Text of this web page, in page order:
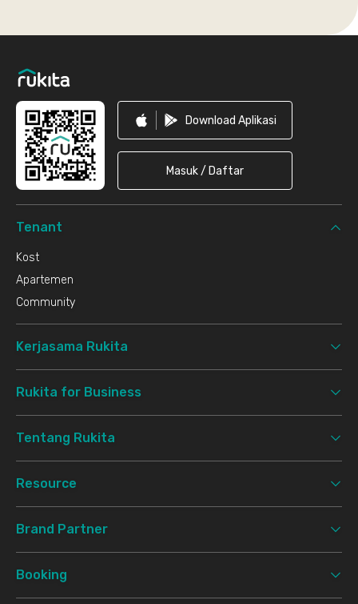
Download Aplikasi
Masuk / Daftar
Tenant
Kost
Apartemen
Community
Kerjasama Rukita
Rukita for Business
Tentang Rukita
Resource
Brand Partner
Booking